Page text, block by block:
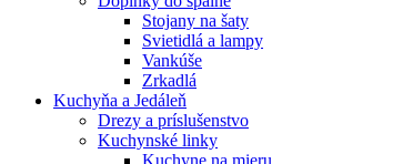
Stojany na šaty
Svietidlá a lampy
Vankúše
Zrkadlá
Kuchyňa a Jedáleň
Drezy a príslušenstvo
Kuchynské linky
Kuchyne na mieru